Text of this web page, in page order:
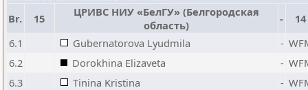
Br.
15
ЦРИВС НИУ «БелГУ» (Белгородская
область)
-
14
6.1
Gubernatorova Lyudmila -
6.2
Dorokhina Elizaveta -
6.3
Tinina Kristina -